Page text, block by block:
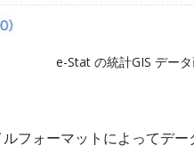
e-Stat の統計GIS デー
フォーマットによってデー